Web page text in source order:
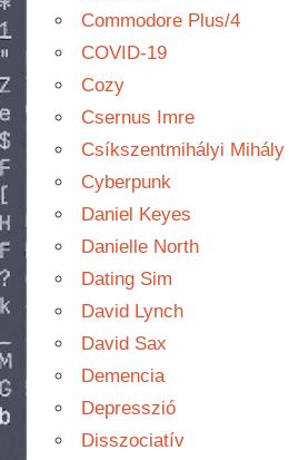
Commodore Plus/4
COVID-19
Cozy
Csernus Imre
Csíkszentmihályi Mihály
Cyberpunk
Daniel Keyes
Danielle North
Dating Sim
David Lynch
David Sax
Demencia
Depresszió
Disszociatív